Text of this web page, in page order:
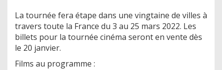
La tournée fera étape dans une vingtaine de villes à
travers toute la France du 3 au 25 mars 2022. Les
billets pour la tournée cinéma seront en vente dès
le 20 janvier.
Films au programme :